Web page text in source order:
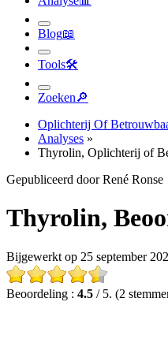
Blog📖︎
Tools🛠︎
Zoeken🔎︎
Oplichterij Of
Analyses »
Thyrolin, Oplichterij of
Gepubliceerd door René Ronse
Thyrolin,
Bijgewerkt op 25 september
Beoordeling : 4.5 / 5. (2